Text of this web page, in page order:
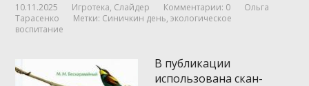
10.11.2025 Игротека, Слайдер Комментарии: 0
Ольга
Тарасенко
Метки: Синичкин день,экологическое
воспитание
В публикации
использована скан-